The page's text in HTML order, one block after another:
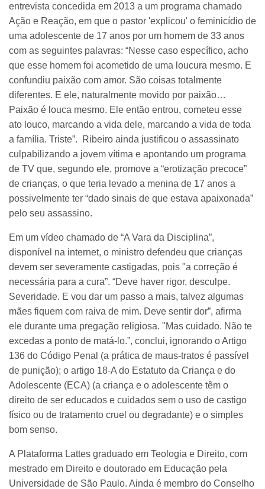
entrevista concedida em 2013 a um programa chamado
Ação e Reação, em que o pastor 'explicou' o feminicídio de
uma adolescente de 17 anos por um homem de 33 anos
com as seguintes palavras: “Nesse caso específico, acho
que esse homem foi acometido de uma loucura mesmo. E
confundiu paixão com amor. São coisas totalmente
diferentes. E ele, naturalmente movido por paixão…
Paixão é louca mesmo. Ele então entrou, cometeu esse
ato louco, marcando a vida dele, marcando a vida de toda
a família. Triste”. Ribeiro ainda justificou o assassinato
culpabilizando a jovem vítima e apontando um programa
de TV que, segundo ele, promove a “erotização precoce”
de crianças, o que teria levado a menina de 17 anos a
possivelmente ter “dado sinais de que estava apaixonada”
pelo seu assassino.
Em um vídeo chamado de “A Vara da Disciplina”,
disponível na internet, o ministro defendeu que crianças
devem ser severamente castigadas, pois "a correção é
necessária para a cura”. “Deve haver rigor, desculpe.
Severidade. E vou dar um passo a mais, talvez algumas
mães fiquem com raiva de mim. Deve sentir dor”, afirma
ele durante uma pregação religiosa. "Mas cuidado. Não te
excedas a ponto de matá-lo.”, conclui, ignorando o Artigo
136 do Código Penal (a prática de maus-tratos é passível
de punição); o artigo 18-A do Estatuto da Criança e do
Adolescente (ECA) (a criança e o adolescente têm o
direito de ser educados e cuidados sem o uso de castigo
físico ou de tratamento cruel ou degradante) e o simples
bom senso.
A Plataforma Lattes graduado em Teologia e Direito, com
mestrado em Direito e doutorado em Educação pela
Universidade de São Paulo. Ainda é membro do Conselho